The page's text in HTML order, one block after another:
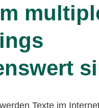
Texte im